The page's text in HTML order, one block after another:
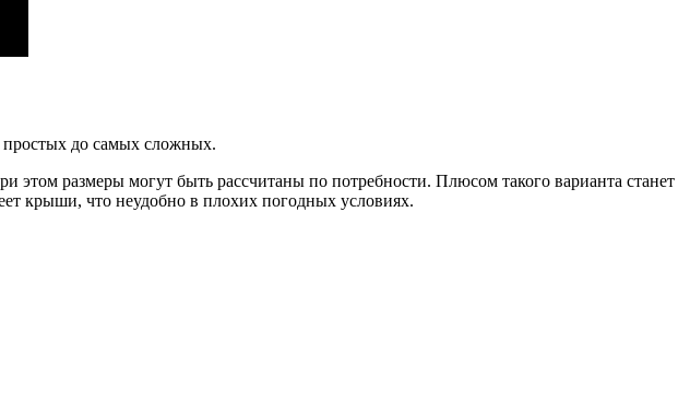
простых до самых сложных.
размеры могут быть рассчитаны по потребности. Плюсом такого варианта станет
крыши, что неудобно в плохих погодных условиях.